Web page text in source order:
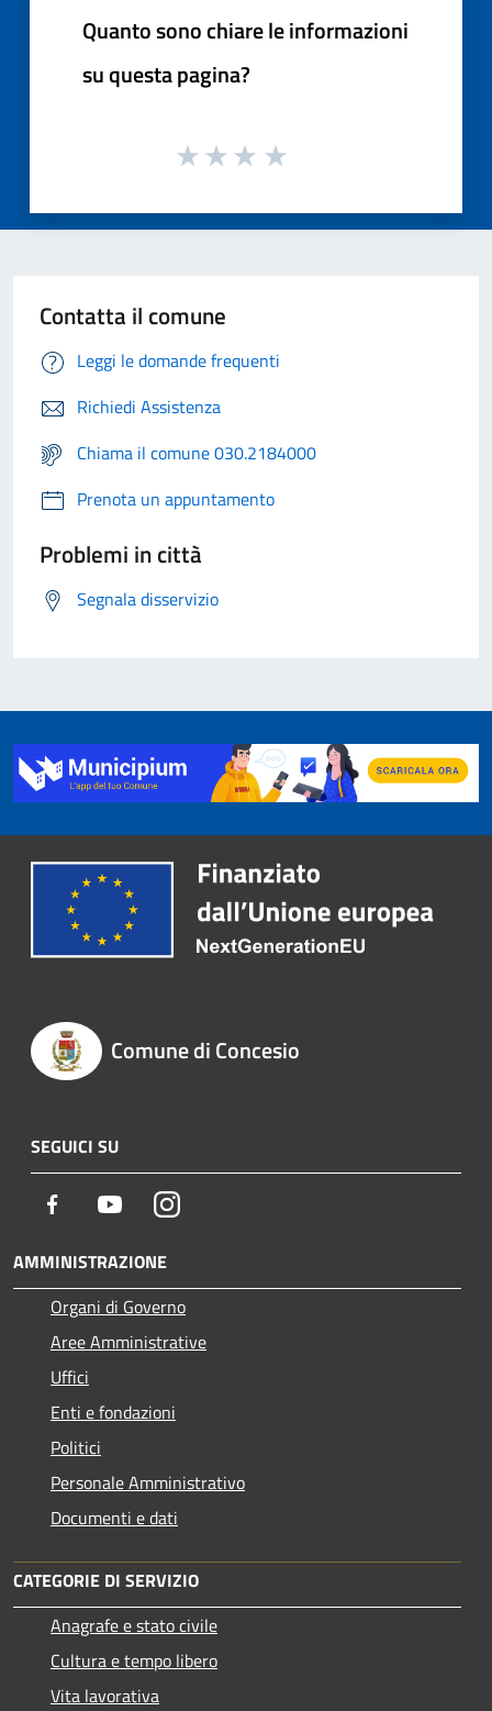
Quanto sono chiare le informazioni
su questa pagina?
Contatta il comune
Leggi le domande frequenti
Richiedi Assistenza
Chiama il comune 030.2184000
Prenota un appuntamento
Problemi in città
Segnala disservizio
Comune di Concesio
SEGUICI SU
Facebook YoutubeInstagram
AMMINISTRAZIONE
Organi di Governo
Aree Amministrative
Uffici
Enti e fondazioni
Politici
Personale Amministrativo
Documenti e dati
CATEGORIE DI SERVIZIO
Anagrafe e stato civile
Cultura e tempo libero
Vita lavorativa